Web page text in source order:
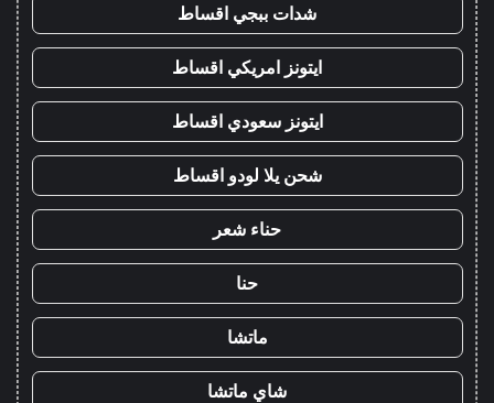
شدات ببجي اقساط
ايتونز امريكي اقساط
ايتونز سعودي اقساط
شحن يلا لودو اقساط
حناء شعر
حنا
ماتشا
شاي ماتشا